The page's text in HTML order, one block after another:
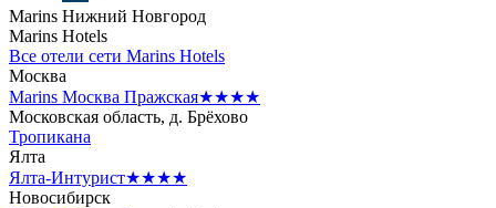
Marins Нижний Новгород
Marins Hotels
Все отели сети Marins Hotels
Москва
Marins Москва Пражская★★★★
Московская область, д. Брёхово
Тропикана
Ялта
Ялта-Интурист★★★★
Новосибирск